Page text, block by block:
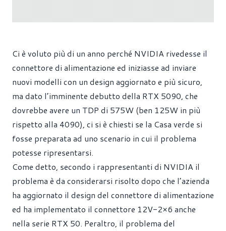
Ci è voluto più di un anno perché NVIDIA rivedesse il
connettore di alimentazione ed iniziasse ad inviare
nuovi modelli con un design aggiornato e più sicuro,
ma dato l’imminente debutto della RTX 5090, che
dovrebbe avere un TDP di 575W (ben 125W in più
rispetto alla 4090), ci si è chiesti se la Casa verde si
fosse preparata ad uno scenario in cui il problema
potesse ripresentarsi.
Come detto, secondo i rappresentanti di NVIDIA il
problema è da considerarsi risolto dopo che l’azienda
ha aggiornato il design del connettore di alimentazione
ed ha implementato il connettore 12V-2×6 anche
nella serie RTX 50. Peraltro, il problema del